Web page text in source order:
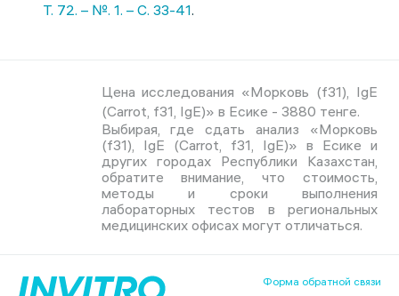
Т. 72. – №. 1. – С. 33-41.
Цена исследования «Морковь (f31), IgE
(Carrot, f31, IgE)» в Есике - 3880 тенге.
Выбирая, где сдать анализ «Морковь
(f31), IgE (Carrot, f31, IgE)» в Есике и
других городах Республики Казахстан,
обратите внимание, что стоимость,
методы и сроки выполнения
лабораторных тестов в региональных
медицинских офисах могут отличаться.
Форма обратной связи